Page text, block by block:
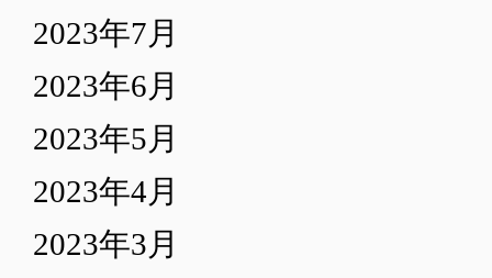
2023年7月
2023年6月
2023年5月
2023年4月
2023年3月